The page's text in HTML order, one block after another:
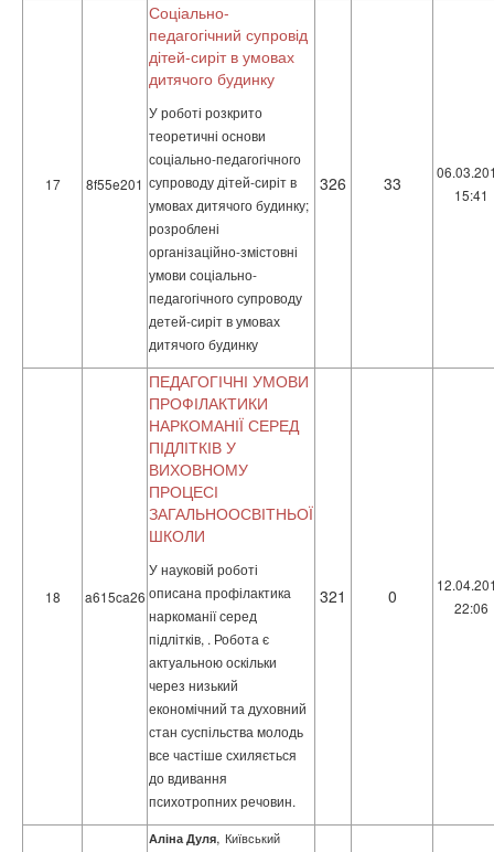
17 8f55e201
Соціально-
педагогічний супровід
дітей-сиріт в умовах
дитячого будинку
У роботі розкрито
теоретичні основи
соціально-педагогічного
супроводу дітей-сиріт в
умовах дитячого будинку;
розроблені
організаційно-змістовні
умови соціально-
педагогічного супроводу
детей-сиріт в умовах
дитячого будинку
326 33
15:41
18 a615ca26
ПЕДАГОГІЧНІ УМОВИ
ПРОФІЛАКТИКИ
НАРКОМАНІЇ СЕРЕД
ПІДЛІТКІВ У
ВИХОВНОМУ
ПРОЦЕСІ
ЗАГАЛЬНООСВІТНЬОЇ
ШКОЛИ
У науковій роботі
описана профілактика
наркоманії серед
підлітків, . Робота є
актуальною оскільки
через низький
економічний та духовний
стан суспільства молодь
все частіше схиляється
до вдивання
психотропних речовин.
321 0
22:06
Аліна Дуля, Київський